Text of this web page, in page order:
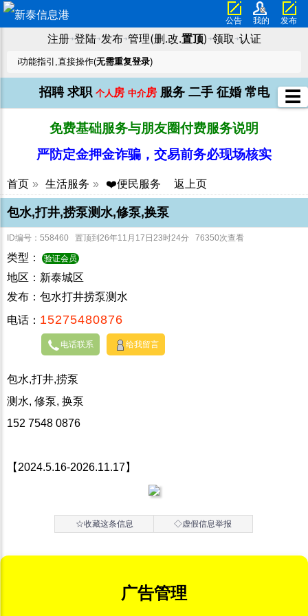
公告 我的 发布
注册➜登陆➜发布➜管理(删.改.置顶) ➜领取 ➜认证
ℹ️功能指引,直接操作(无需重复登录)
招聘 求职 个人 房 中介房 服务 二手 征婚 常电
免费基础服务与朋友圈付费服务说明
严防定金押金诈骗，交易前务必现场核实
首页 » 生活服务 » ❤️便民服务 返上页
包水,打井,捞泵测水,修泵,换泵
ID编号：558460 置顶到26年11月17日23时24分 76350次查看
类型： 验证会员
地区：新泰城区
发布：包水打井捞泵测水
电话： 15275480876
电话联系 给我留言
包水,打井,捞泵
测水, 修泵, 换泵
152 7548 0876
【2024.5.16-2026.11.17】
☆收藏这条信息 ◇虚假信息举报
广告管理
☰